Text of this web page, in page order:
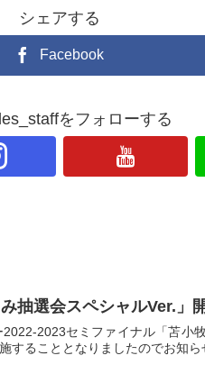
シェアする
Facebook
をフォローする
抽選会スペシャルVer.」
2023セミファイナル「苫小
することとなりましたのでお知ら